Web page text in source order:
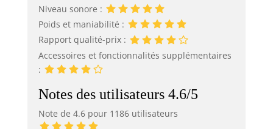
Niveau sonore :
Poids et maniabilité :
Rapport qualité-prix :
Accessoires et fonctionnalités supplémentaires
:
Notes des utilisateurs 4.6/5
Note de 4.6 pour 1186 utilisateurs